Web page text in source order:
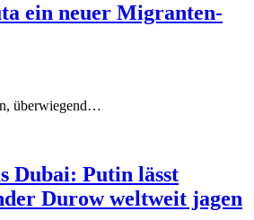
ein neuer Migranten-
überwiegend…
Dubai: Putin lässt
Durow weltweit jagen